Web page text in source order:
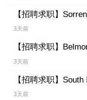
【招聘求职】
3天前
【招聘求职】
3天前
【招聘求职】 South
3天前